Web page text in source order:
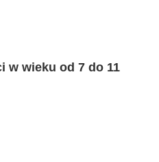
w wieku od 7 do 11